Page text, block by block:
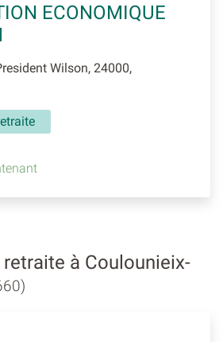
ECONOMIQUE
Wilson, 24000,
à Coulounieix-